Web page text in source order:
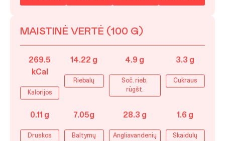
MAISTINĖ VERTĖ (100 G)
269.5
kCal
Kalorijos
14.22 g
Riebalų
4.9 g
Soč. rieb.
rūgšt.
3.3 g
Cukraus
0.11 g
Druskos
7.05g
Baltymų
28.3 g
Angliavandenių
1.6 g
Skaidulų